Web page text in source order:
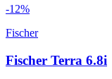
-12%
Fischer
Fischer Terra 6.8i